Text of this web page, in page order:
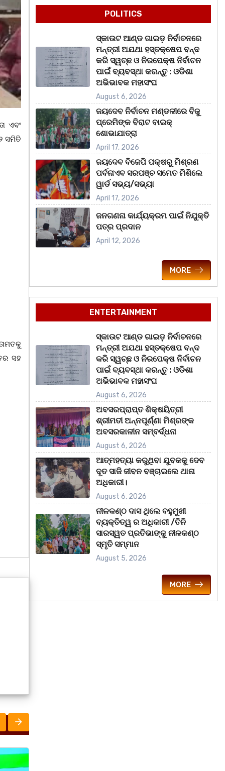
ଏବଂ
ସମିତି
ସହ
POLITICS
ସ୍କାଉଟ ଆଣ୍ଡ ଗାଇଡ଼ ନିର୍ବାଚନରେ
ମନ୍ତ୍ରୀ ଅଯଥା ହସ୍ତକ୍ଷେପ ବନ୍ଦ
କରି ସ୍ୱଚ୍ଛ ଓ ନିରପେକ୍ଷ ନିର୍ବାଚନ
ପାଇଁ ବ୍ୟବସ୍ଥା କରନ୍ତୁ : ଓଡିଶା
ଅଭିଭାବକ ମହାସଂଘ
August 6, 2026
ଜୟଦେବ ନିର୍ବାଚନ ମଣ୍ଡଳୀରେ ବିଜୁ
ପ୍ରେମିଙ୍କ ବିରାଟ ବାଇକ୍
ଶୋଭାଯାତ୍ରା
April 17, 2026
ଜୟଦେବ ବିଜେପି ପକ୍ଷରୁ ମିଶ୍ରଣ
ପର୍ବନାଏବ ସରପଞ୍ଚ ସମେତ ମିଶିଲେ
ୱାର୍ଡ ସଭ୍ୟ/ସଭ୍ୟା
April 17, 2026
ଜନଗଣନା କାର୍ଯ୍ୟକ୍ରମ ପାଇଁ ନିଯୁକ୍ତି
ପତ୍ର ପ୍ରଦାନ
April 12, 2026
MORE
ENTERTAINMENT
ସ୍କାଉଟ ଆଣ୍ଡ ଗାଇଡ଼ ନିର୍ବାଚନରେ
ମନ୍ତ୍ରୀ ଅଯଥା ହସ୍ତକ୍ଷେପ ବନ୍ଦ
କରି ସ୍ୱଚ୍ଛ ଓ ନିରପେକ୍ଷ ନିର୍ବାଚନ
ପାଇଁ ବ୍ୟବସ୍ଥା କରନ୍ତୁ : ଓଡିଶା
ଅଭିଭାବକ ମହାସଂଘ
August 6, 2026
ଅବସରପ୍ରାପ୍ତ ଶିକ୍ଷୟିତ୍ରୀ
ଶ୍ରୀମତୀ ଅନ୍ନପୂର୍ଣ୍ଣା ମିଶ୍ରଙ୍କ
ଅବସରକାଳୀନ ସମ୍ବର୍ଦ୍ଧନା
August 6, 2026
ଆତ୍ମହତ୍ୟା କରୁଥିବା ଯୁବକକୁ ଦେବ
ଦୂତ ସାଜି ଜୀବନ ବଞ୍ଚାଇଲେ ଥାନା
ଅଧିକାରୀ।
August 6, 2026
ନୀଳକଣ୍ଠ ଦାସ ଥିଲେ ବହୁମୁଖୀ
ବ୍ୟକ୍ତିତ୍ୱ ର ଅଧିକାରୀ /ତିନି
ସାରସ୍ୱତ ପ୍ରତିଭାଙ୍କୁ ନୀଳକଣ୍ଠ
ସ୍ମୃତି ସମ୍ମାନ
August 5, 2026
MORE